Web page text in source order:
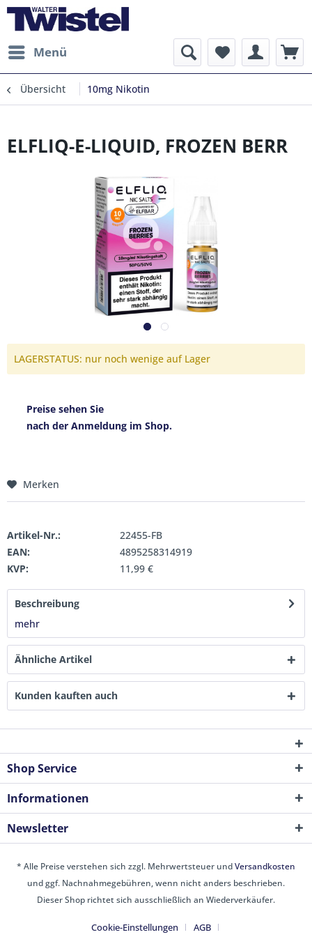
Menü
Übersicht 10mg Nikotin
ELFLIQ-E-LIQUID, FROZEN BERR
LAGERSTATUS: nur noch wenige auf Lager
Preise sehen Sie
nach der Anmeldung im Shop.
Merken
Artikel-Nr.:
22455-FB
EAN:
4895258314919
KVP:
11,99 €
Beschreibung
mehr
Ähnliche Artikel
Kunden kauften auch
Shop Service
Informationen
Newsletter
* Alle Preise verstehen sich zzgl. Mehrwertsteuer undVersandkosten
und ggf. Nachnahmegebühren, wenn nicht anders beschrieben.
Dieser Shop richtet sich ausschließlich an Wiederverkäufer.
Cookie-Einstellungen AGB